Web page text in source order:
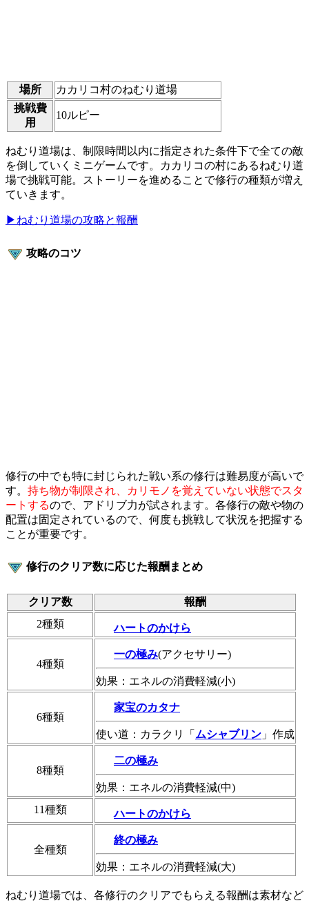
場所
カカリコ村のねむり道場
挑戦費
用
10ルピー
ねむり道場は、制限時間以内に指定された条件下で全ての敵
を倒していくミニゲームです。カカリコの村にあるねむり道
場で挑戦可能。ストーリーを進めることで修行の種類が増え
ていきます。
▶ねむり道場の攻略と報酬
攻略のコツ
修行の中でも特に封じられた戦い系の修行は難易度が高いで
す。 持ち物が制限され、カリモノを覚えていない状態でスタ
ートするので、アドリブ力が試されます。各修行の敵や物の
配置は固定されているので、何度も挑戦して状況を把握する
ことが重要です。
修行のクリア数に応じた報酬まとめ
クリア数
報酬
2種類
ハートのかけら
4種類
一の極み(アクセサリー)
効果：エネルの消費軽減(小)
6種類
家宝のカタナ
使い道：カラクリ「 ムシャブリン 」作成
8種類
二の極み
効果：エネルの消費軽減(中)
11種類
ハートのかけら
全種類
終の極み
効果：エネルの消費軽減(大)
ねむり道場では、各修行のクリアでもらえる報酬は素材など